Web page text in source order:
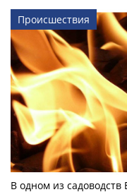
Происшествия
В одном из садоводств